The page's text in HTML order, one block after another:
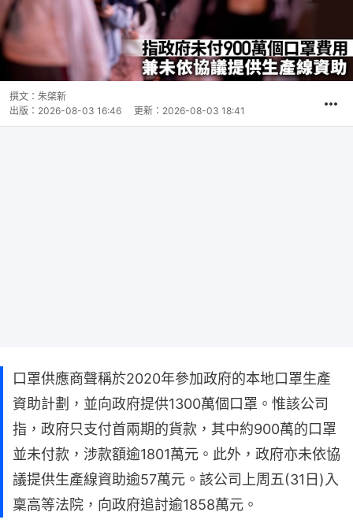
撰文： 朱棨新
出版： 2026-08-03 16:46 更新： 2026-08-03 18:41
口罩供應商聲稱於2020年參加政府的本地口罩生產
資助計劃，並向政府提供1300萬個口罩。惟該公司
指，政府只支付首兩期的貨款，其中約900萬的口罩
並未付款，涉款額逾1801萬元。此外，政府亦未依協
議提供生產線資助逾57萬元。該公司上周五(31日)入
稟高等法院，向政府追討逾1858萬元。